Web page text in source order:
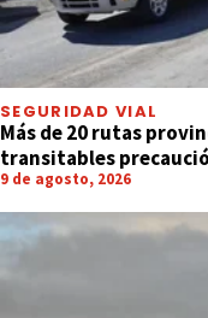
SEGURIDAD VIAL
Más de 20 rutas
transitables
9 de agosto, 2026